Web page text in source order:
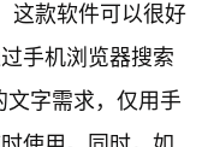
这款软件可以很好
手机浏览器搜索
字需求，仅用手